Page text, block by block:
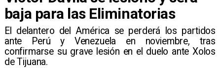
baja para las Eliminatorias
​El delantero del América se perderá los partidos
ante Perú y Venezuela en noviembre, tras
confirmarse su grave lesión en el duelo ante Xolos
de Tijuana.